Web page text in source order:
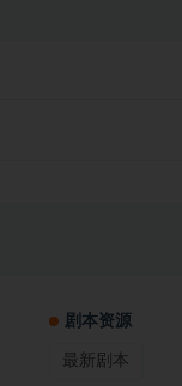
剧本资源
最新剧本